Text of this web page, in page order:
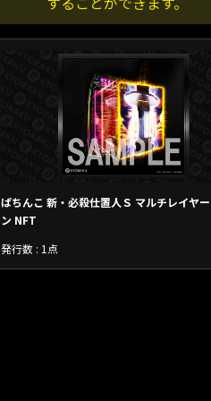
ぱちんこ 新・必殺仕置人Ｓ マルチレイヤ
ン NFT
発行数 : 1点